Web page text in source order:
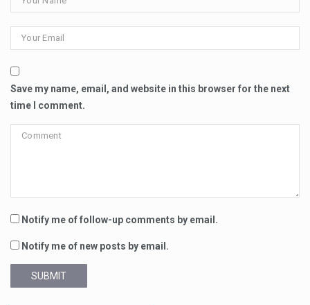
Save my name, email, and website in this browser for the next
time I comment.
Notify me of follow-up comments by email.
Notify me of new posts by email.
SUBMIT